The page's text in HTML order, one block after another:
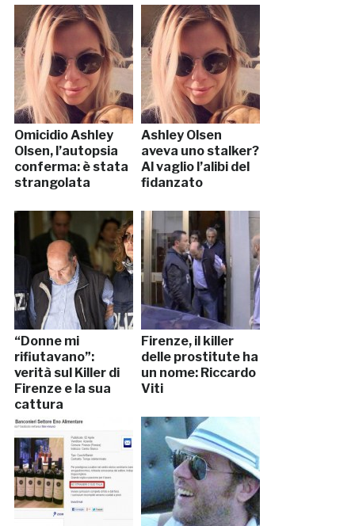
Omicidio Ashley
Olsen, l’autopsia
conferma: è stata
strangolata
Ashley Olsen
aveva uno stalker?
Al vaglio l’alibi del
fidanzato
“Donne mi
rifiutavano”:
verità sul Killer di
Firenze e la sua
cattura
Firenze, il killer
delle prostitute ha
un nome: Riccardo
Viti